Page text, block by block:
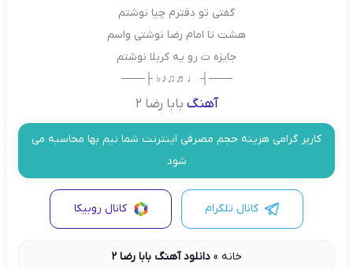
گفتی تو دفترم چیا نوشتم
هشت تا امام رضا نوشتی واسم
جایزه ت رو یه کربلا نوشتم
───┤ ♩♬♫♪♭ ├───
آهنگ بابا رضا ۲
کاربر گرامی هزینه حجم مصرفی اینترنت شما نیم بها محاسبه می
شود
کانال تلگرام کانال روبیکا
خانه» دانلود آهنگ بابا رضا ۲